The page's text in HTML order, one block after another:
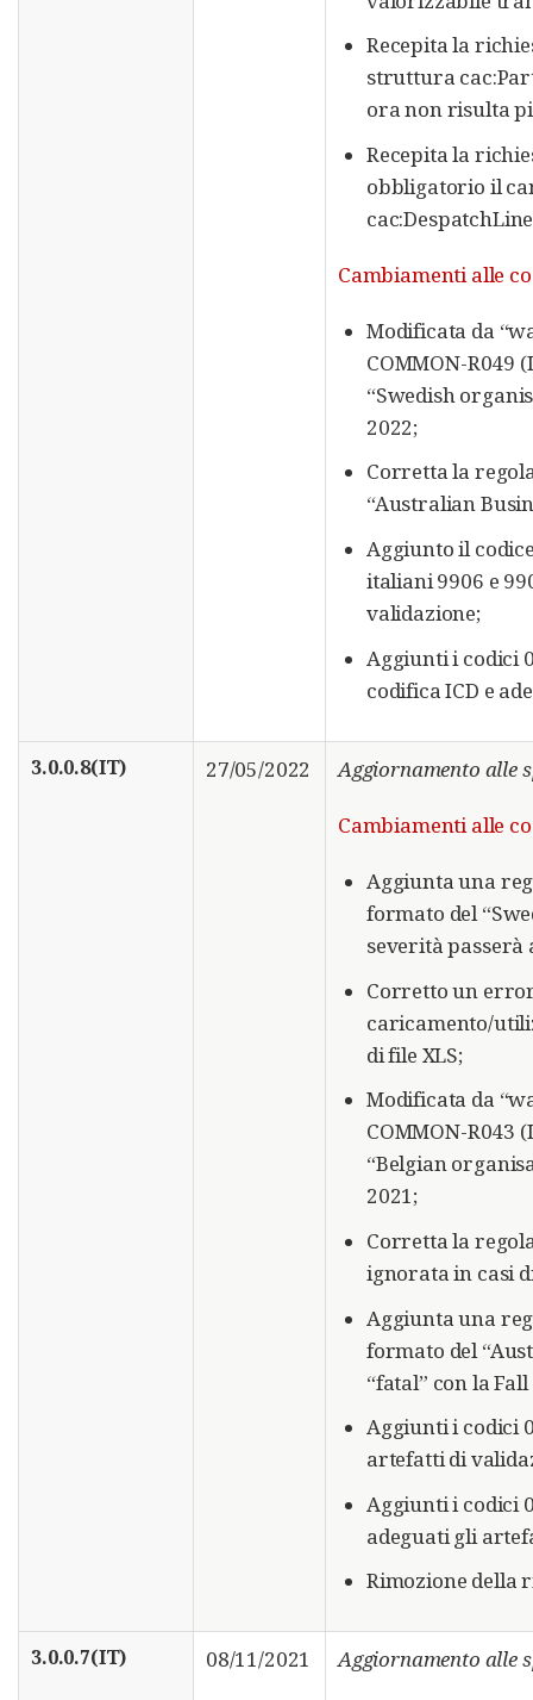
Recepita la
struttura
ora non risulta
Recepita la
obbligatorio il
Cambiamenti alle
Modificata da
COMMON-R049
“Swedish
2022;
Corretta la
“Australian
Aggiunto il
italiani 9906 e
validazione;
Aggiunti i codici
codifica ICD e
3.0.0.8(IT) 27/05/2022 Aggiornamento alle
Cambiamenti alle
Aggiunta una
formato del
severità passerà
Corretto un
caricamento/
di file XLS;
Modificata da
COMMON-R043
“Belgian
2021;
Corretta la
ignorata in casi
Aggiunta una
formato del
“fatal” con la
Aggiunti i codici
artefatti di
Aggiunti i codici
adeguati gli
Rimozione della
3.0.0.7(IT) 08/11/2021 Aggiornamento alle